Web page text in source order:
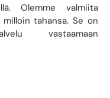
Olemme valmiita
tahansa. Se on
vastaamaan